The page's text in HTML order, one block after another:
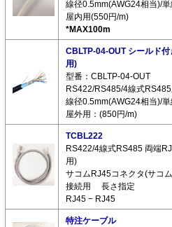
線径0.5mm(AWG24相当)/
屋内用(550円/m)
*MAX100m
CBLTP-04-OUT シールド
用)
型番：CBLTP-04-OUT
RS422/RS485/4線式
線径0.5mm(AWG24相当)/
屋外用：(850円/m)
TCBL222
RS422/4線式RS485 両端
用)
サコムRJ45コネクタ(サコ
接続用 長さ指定
RJ45 − RJ45
特注ケーブル